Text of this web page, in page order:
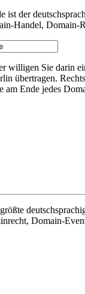
der
Handel, Domain-
willigen Sie darin
übertragen.
Ende jedes
Domain-